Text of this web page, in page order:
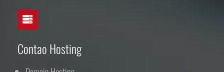
Contao Hosting